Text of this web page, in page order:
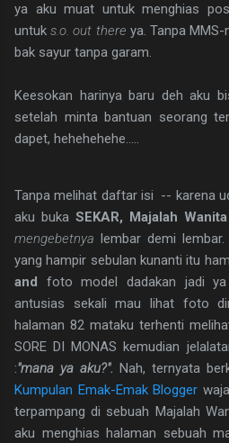
ya aku muat untuk menghias
untuks.o. out there ya. Tanpa
bak sayur tanpa garam.
Keesokan harinya baru deh aku
setelah minta bantuan seorang
dapet, hehehehehe.....
Tanpa melihat daftar isi -- karena
aku buka SEKAR, Majalah Wanita
mengebetnya lembar demi lembar.
yang hampir sebulan kunanti itu
and foto model dadakan jadi ya
antusias sekali mau lihat foto
halaman 82 mataku terhenti
SORE DI MONAS kemudian
:"mana ya aku?". Nah, ternyata
Kumpulan Emak-Emak Blogger
terpampang di sebuah Majalah
aku menghias halaman sebuah